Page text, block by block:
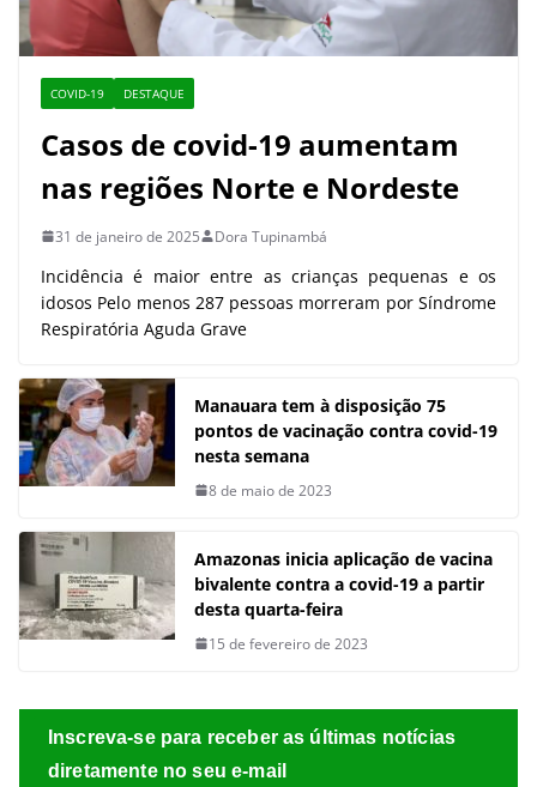
COVID-19 DESTAQUE
Casos de covid-19 aumentam
nas regiões Norte e Nordeste
31 de janeiro de 2025 Dora Tupinambá
Incidência é maior entre as crianças pequenas e os
idosos Pelo menos 287 pessoas morreram por Síndrome
Respiratória Aguda Grave
Manauara tem à disposição 75
pontos de vacinação contra covid-19
nesta semana
8 de maio de 2023
Amazonas inicia aplicação de vacina
bivalente contra a covid-19 a partir
desta quarta-feira
15 de fevereiro de 2023
Inscreva-se para receber as últimas notícias
diretamente no seu e-mail